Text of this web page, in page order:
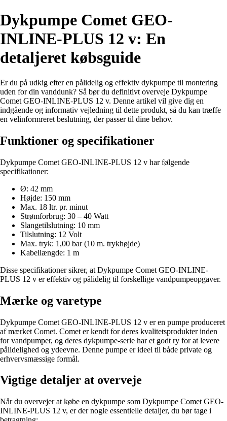
Dykpumpe Comet GEO-
INLINE-PLUS 12 v: En
detaljeret købsguide
Er du på udkig efter en pålidelig og effektiv dykpumpe til montering
uden for din vanddunk? Så bør du definitivt overveje Dykpumpe
Comet GEO-INLINE-PLUS 12 v. Denne artikel vil give dig en
indgående og informativ vejledning til dette produkt, så du kan træffe
en velinformreret beslutning, der passer til dine behov.
Funktioner og specifikationer
Dykpumpe Comet GEO-INLINE-PLUS 12 v har følgende
specifikationer:
Ø: 42 mm
Højde: 150 mm
Max. 18 ltr. pr. minut
Strømforbrug: 30 – 40 Watt
Slangetilslutning: 10 mm
Tilslutning: 12 Volt
Max. tryk: 1,00 bar (10 m. trykhøjde)
Kabellængde: 1 m
Disse specifikationer sikrer, at Dykpumpe Comet GEO-INLINE-
PLUS 12 v er effektiv og pålidelig til forskellige vandpumpeopgaver.
Mærke og varetype
Dykpumpe Comet GEO-INLINE-PLUS 12 v er en pumpe produceret
af mærket Comet. Comet er kendt for deres kvalitetsprodukter inden
for vandpumper, og deres dykpumpe-serie har et godt ry for at levere
pålidelighed og ydeevne. Denne pumpe er ideel til både private og
erhvervsmæssige formål.
Vigtige detaljer at overveje
Når du overvejer at købe en dykpumpe som Dykpumpe Comet GEO-
INLINE-PLUS 12 v, er der nogle essentielle detaljer, du bør tage i